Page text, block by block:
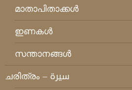
മാതാപിതാക്കള്‍
ഇണകള്‍
സന്താനങ്ങള്‍
ചരിത്രം – سيرة